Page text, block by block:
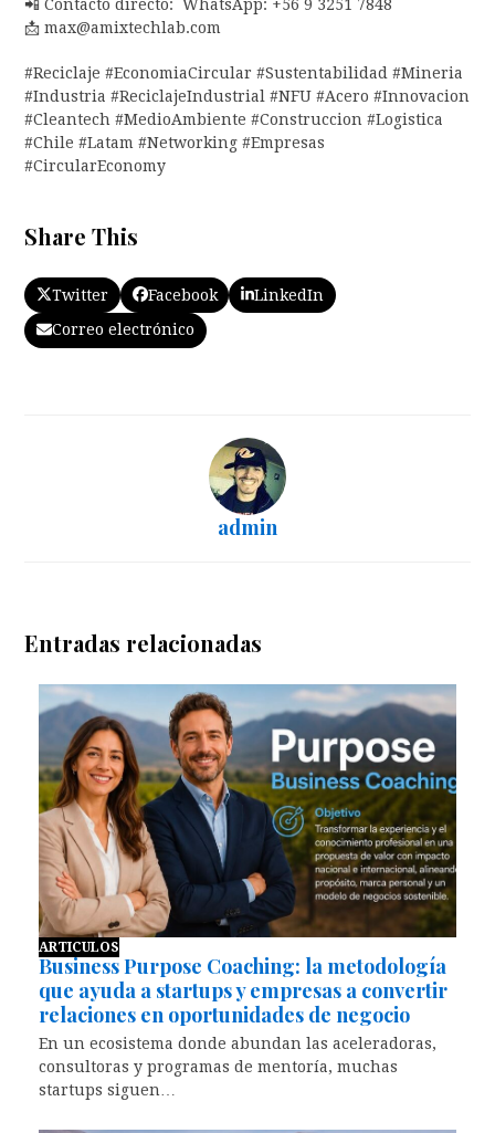
📲 Contacto directo: WhatsApp: +56 9 3251 7848
📩 max@amixtechlab.com
#Reciclaje #EconomiaCircular #Sustentabilidad #Mineria
#Industria #ReciclajeIndustrial #NFU #Acero #Innovacion
#Cleantech #MedioAmbiente #Construccion #Logistica
#Chile #Latam #Networking #Empresas
#CircularEconomy
Share This
Twitter Facebook
LinkedIn
Correo electrónico
admin
Entradas relacionadas
ARTICULOS
Business Purpose Coaching: la metodología
que ayuda a startups y empresas a convertir
relaciones en oportunidades de negocio
En un ecosistema donde abundan las aceleradoras,
consultoras y programas de mentoría, muchas
startups siguen…